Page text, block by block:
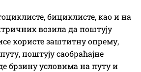
бициклисте, као и на
возила да поштују
користе заштитну опрему,
поштују саобраћајне
брзину условима на путу и